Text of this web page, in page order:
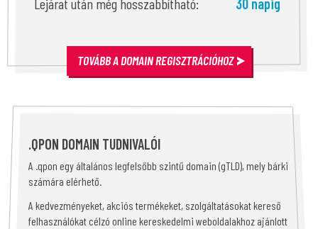
Lejárat után még hosszabbítható: 30 napig
TOVÁBB A DOMAIN REGISZTRÁCIÓHOZ
.QPON DOMAIN TUDNIVALÓI
A .qpon egy általános legfelsőbb szintű domain (gTLD), mely bárki
számára elérhető.
A kedvezményeket, akciós termékeket, szolgáltatásokat kereső
felhasználókat célzó online kereskedelmi weboldalakhoz ajánlott